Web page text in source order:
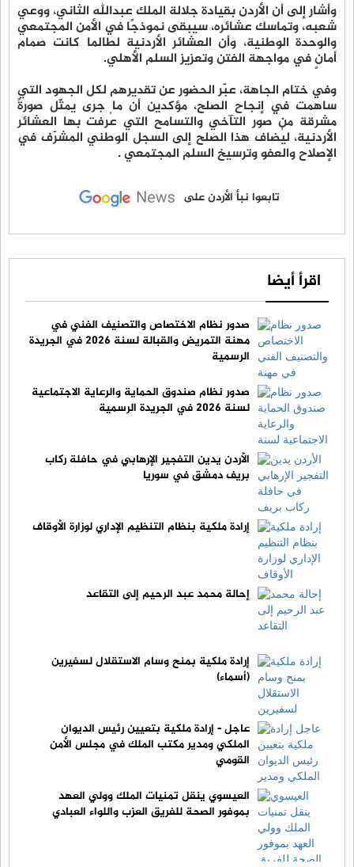
وأشار إلى أن الأردن بقيادة جلالة الملك عبدالله الثاني، ووعي
شعبه، وتماسك عشائره، سيبقى نموذجًا في الأمن المجتمعي
والوحدة الوطنية، وأن العشائر الأردنية لطالما كانت صمام
أمانٍ في مواجهة الفتن وتعزيز السلم الأهلي.
وفي ختام الجاهة، عبّر الحضور عن تقديرهم لكل الجهود التي
ساهمت في إنجاح الصلح، مؤكدين أن ما جرى يمثّل صورةً
مشرقة من صور التآخي والتسامح التي عُرفت بها العشائر
الأردنية، ليُضاف هذا الصلح إلى السجل الوطني المشرّف في
الإصلاح والعفو وترسيخ السلم المجتمعي .
تابعوا نبأ الأردن على
اقرأ أيضا
صدور نظام الاختصاص والتصنيف الفني في
مهنة التمريض والقبالة لسنة 2026 في الجريدة
الرسمية
صدور نظام صندوق الحماية والرعاية الاجتماعية
لسنة 2026 في الجريدة الرسمية
الأردن يدين التفجير الإرهابي في حافلة ركاب
بريف دمشق في سوريا
إرادة ملكية بنظام التنظيم الإداري لوزارة الأوقاف
إحالة محمد عبد الرحيم إلى التقاعد
إرادة ملكية بمنح وسام الاستقلال لسفيرين
(أسماء)
عاجل - إرادة ملكية بتعيين رئيس الديوان
الملكي ومدير مكتب الملك في مجلس الأمن
القومي
العيسوي ينقل تمنيات الملك وولي العهد
بموفور الصحة للفريق العزب واللواء العبادي